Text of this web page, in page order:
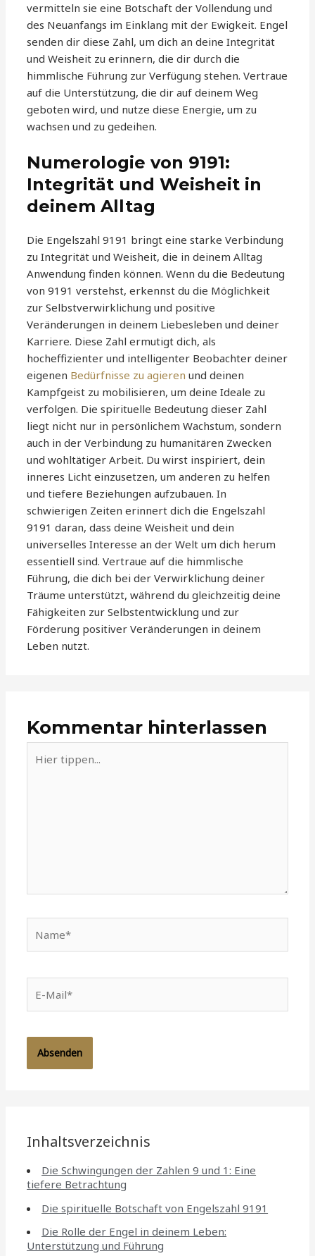
vermitteln sie eine Botschaft der Vollendung und
des Neuanfangs im Einklang mit der Ewigkeit. Engel
senden dir diese Zahl, um dich an deine Integrität
und Weisheit zu erinnern, die dir durch die
himmlische Führung zur Verfügung stehen. Vertraue
auf die Unterstützung, die dir auf deinem Weg
geboten wird, und nutze diese Energie, um zu
wachsen und zu gedeihen.
Numerologie von 9191:
Integrität und Weisheit in
deinem Alltag
Die Engelszahl 9191 bringt eine starke Verbindung
zu Integrität und Weisheit, die in deinem Alltag
Anwendung finden können. Wenn du die Bedeutung
von 9191 verstehst, erkennst du die Möglichkeit
zur Selbstverwirklichung und positive
Veränderungen in deinem Liebesleben und deiner
Karriere. Diese Zahl ermutigt dich, als
hocheffizienter und intelligenter Beobachter deiner
eigenen Bedürfnisse zu agieren und deinen
Kampfgeist zu mobilisieren, um deine Ideale zu
verfolgen. Die spirituelle Bedeutung dieser Zahl
liegt nicht nur in persönlichem Wachstum, sondern
auch in der Verbindung zu humanitären Zwecken
und wohltätiger Arbeit. Du wirst inspiriert, dein
inneres Licht einzusetzen, um anderen zu helfen
und tiefere Beziehungen aufzubauen. In
schwierigen Zeiten erinnert dich die Engelszahl
9191 daran, dass deine Weisheit und dein
universelles Interesse an der Welt um dich herum
essentiell sind. Vertraue auf die himmlische
Führung, die dich bei der Verwirklichung deiner
Träume unterstützt, während du gleichzeitig deine
Fähigkeiten zur Selbstentwicklung und zur
Förderung positiver Veränderungen in deinem
Leben nutzt.
Kommentar hinterlassen
tippen...
Mail*
Inhaltsverzeichnis
Die Schwingungen der Zahlen 9 und 1: Eine
tiefere Betrachtung
Die spirituelle Botschaft von Engelszahl 9191
Die Rolle der Engel in deinem Leben:
Unterstützung und Führung